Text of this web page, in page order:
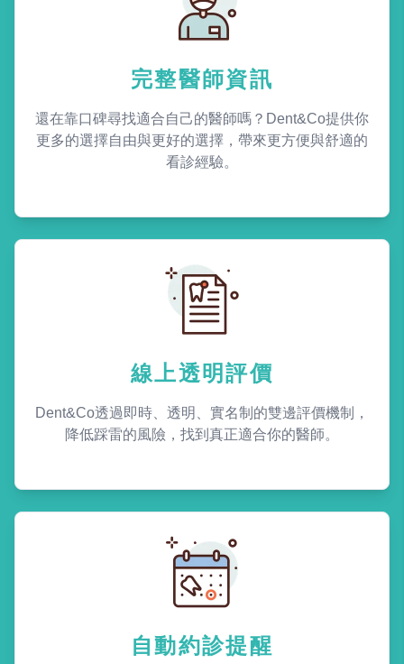
完整醫師資訊
還在靠口碑尋找適合自己的醫師嗎？Dent&Co提供你
更多的選擇自由與更好的選擇，帶來更方便與舒適的
看診經驗。
線上透明評價
Dent&Co透過即時、透明、實名制的雙邊評價機制，
降低踩雷的風險，找到真正適合你的醫師。
自動約診提醒